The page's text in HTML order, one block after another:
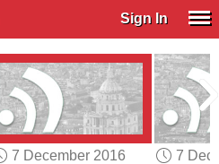
Sign In
7 December 2016
7